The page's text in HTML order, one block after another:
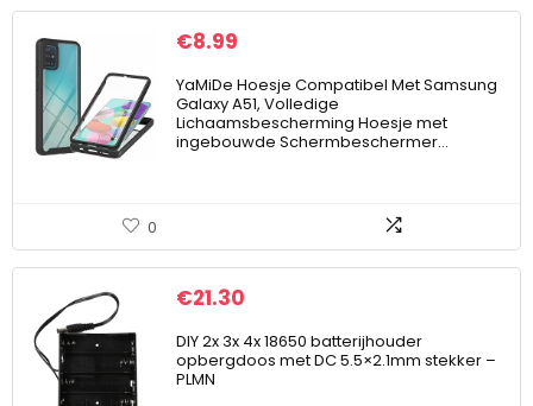
€8.99
YaMiDe Hoesje Compatibel Met Samsung
Galaxy A51, Volledige
Lichaamsbescherming Hoesje met
ingebouwde Schermbeschermer…
0
€21.30
DIY 2x 3x 4x 18650 batterijhouder
opbergdoos met DC 5.5×2.1mm stekker –
PLMN